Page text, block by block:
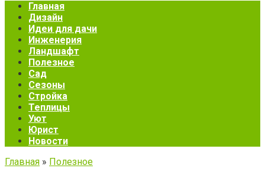
Главная
Дизайн
Идеи для дачи
Инженерия
Ландшафт
Полезное
Сад
Сезоны
Стройка
Теплицы
Уют
Юрист
Новости
Главная » Полезное